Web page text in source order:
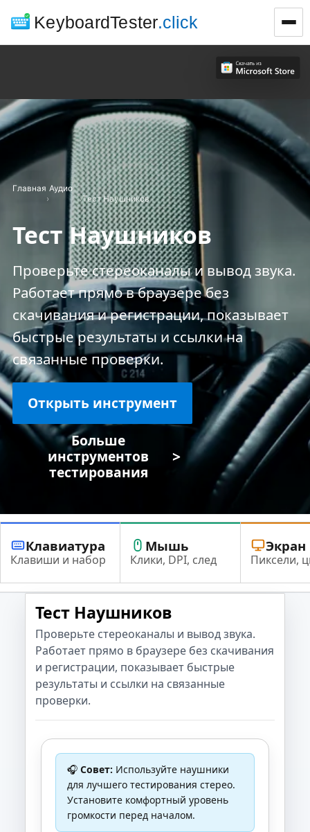
KeyboardTester.click
Главная
›
Аудио
›Тест Наушников
Тест Наушников
Проверьте стереоканалы и вывод звука.
Работает прямо в браузере без
скачивания и регистрации, показывает
быстрые результаты и ссылки на
связанные проверки.
Открыть инструмент
Больше
инструментов
тестирования
>
Клавиатура
Клавиши и набор
Мышь
Клики, DPI, след
Экран
Пиксели,
Тест Наушников
Проверьте стереоканалы и вывод звука.
Работает прямо в браузере без скачивания
и регистрации, показывает быстрые
результаты и ссылки на связанные
проверки.
🎧 Совет: Используйте наушники
для лучшего тестирования стерео.
Установите комфортный уровень
громкости перед началом.